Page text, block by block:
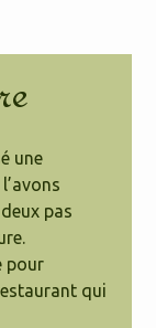
une
pas
pour
qui